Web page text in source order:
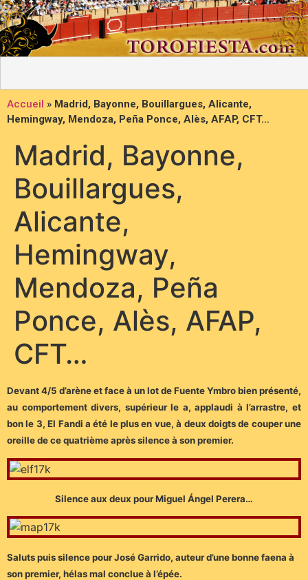
Accueil » Madrid, Bayonne, Bouillargues, Alicante,
Hemingway, Mendoza, Peña Ponce, Alès, AFAP, CFT…
Madrid, Bayonne,
Bouillargues,
Alicante,
Hemingway,
Mendoza, Peña
Ponce, Alès, AFAP,
CFT…
Devant 4/5 d’arène et face à un lot de Fuente Ymbro bien présenté,
au comportement divers, supérieur le a, applaudi à l’arrastre, et
bon le 3, El Fandi a été le plus en vue, à deux doigts de couper une
oreille de ce quatrième après silence à son premier.
Silence aux deux pour Miguel Ángel Perera…
Saluts puis silence pour José Garrido, auteur d’une bonne faena à
son premier, hélas mal conclue à l’épée.